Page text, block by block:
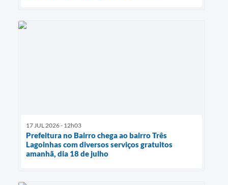
17 JUL 2026 - 12h03
Prefeitura no Bairro chega ao bairro Três
Lagoinhas com diversos serviços gratuitos
amanhã, dia 18 de julho